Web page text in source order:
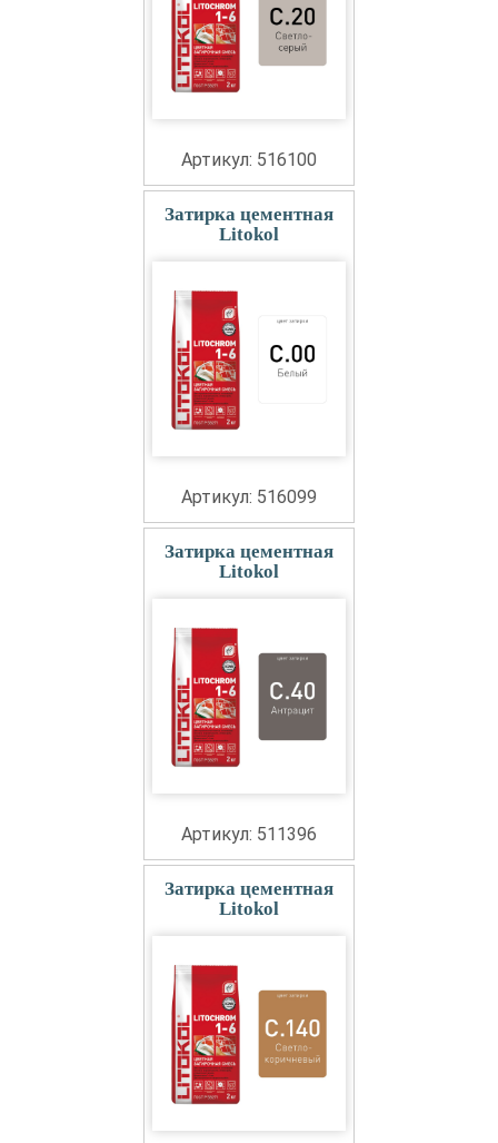
Артикул: 516100
Затирка цементная
Litokol
Артикул: 516099
Затирка цементная
Litokol
Артикул: 511396
Затирка цементная
Litokol